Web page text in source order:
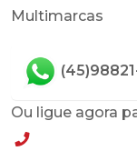
Multimarcas
Ou ligue agora